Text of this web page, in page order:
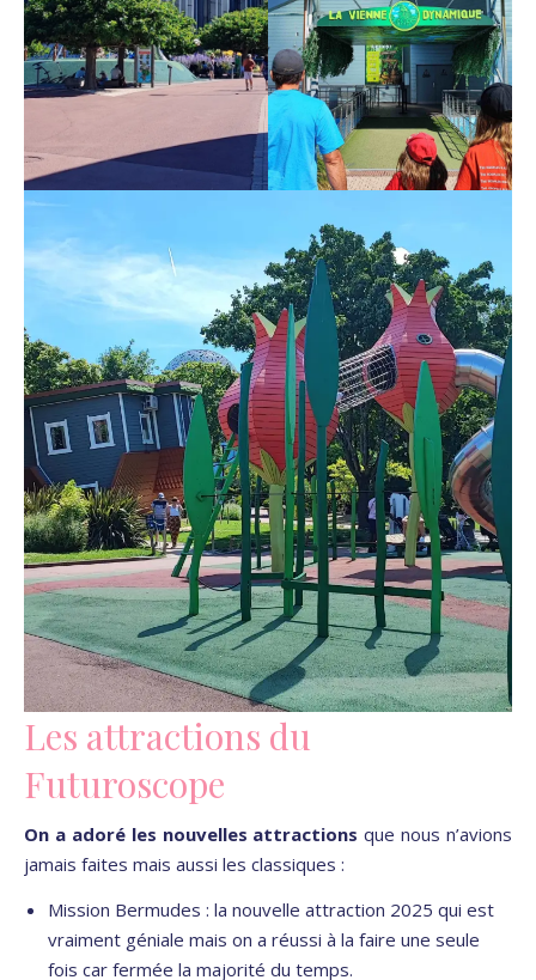
Les attractions du
Futuroscope
On a adoré les nouvelles attractionsque nous n’avions
jamais faites mais aussi les classiques :
Mission Bermudes : la nouvelle attraction 2025 qui est
vraiment géniale mais on a réussi à la faire une seule
fois car fermée la majorité du temps.